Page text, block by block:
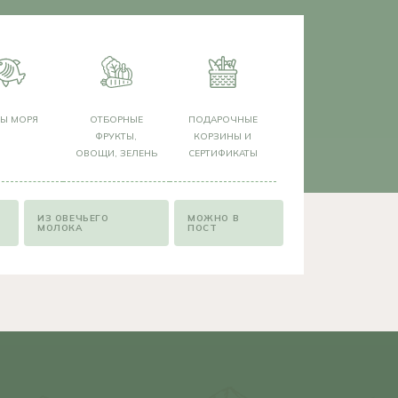
МОРЯ
ОТБОРНЫЕ
ФРУКТЫ,
ОВОЩИ, ЗЕЛЕНЬ
ПОДАРОЧНЫЕ
КОРЗИНЫ И
СЕРТИФИКАТЫ
ИЗ ОВЕЧЬЕГО
МОЛОКА
МОЖНО В
ПОСТ